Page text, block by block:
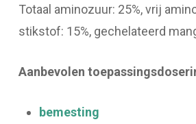
Totaal aminozuur: 25%, vrij
stikstof: 15%, gechelateerd
Aanbevolen
bemesting